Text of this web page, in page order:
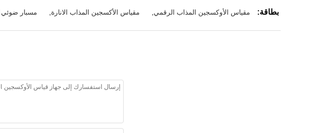
بطاقة: مقياس الأوكسجين المذاب الرقمي مقياس الأكسجين المذاب الانارة مسبار ضوئي